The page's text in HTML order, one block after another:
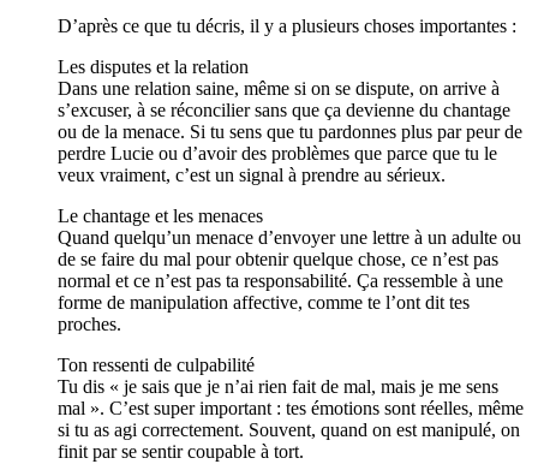
D’après ce que tu décris, il y a plusieurs choses importantes :
Les disputes et la relation
Dans une relation saine, même si on se dispute, on arrive à
s’excuser, à se réconcilier sans que ça devienne du chantage
ou de la menace. Si tu sens que tu pardonnes plus par peur de
perdre Lucie ou d’avoir des problèmes que parce que tu le
veux vraiment, c’est un signal à prendre au sérieux.
Le chantage et les menaces
Quand quelqu’un menace d’envoyer une lettre à un adulte ou
de se faire du mal pour obtenir quelque chose, ce n’est pas
normal et ce n’est pas ta responsabilité. Ça ressemble à une
forme de manipulation affective, comme te l’ont dit tes
proches.
Ton ressenti de culpabilité
Tu dis « je sais que je n’ai rien fait de mal, mais je me sens
mal ». C’est super important : tes émotions sont réelles, même
si tu as agi correctement. Souvent, quand on est manipulé, on
finit par se sentir coupable à tort.